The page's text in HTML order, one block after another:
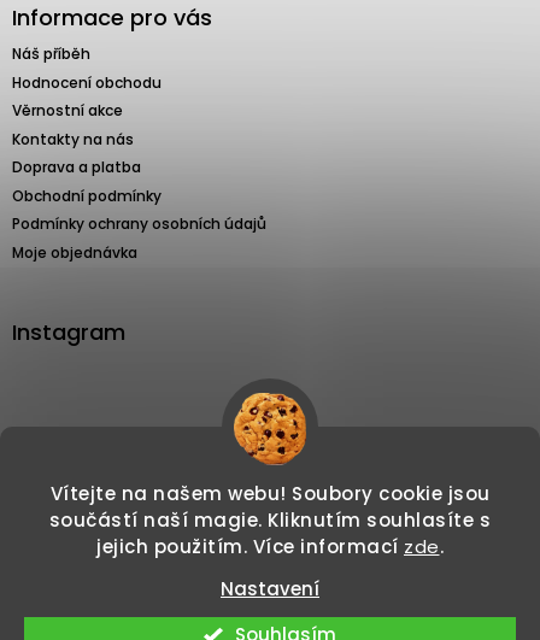
Vítejte na našem webu! Soubory cookie jsou
součástí naší magie. Kliknutím souhlasíte s
jejich použitím. Více informací zde.
Nastavení
Souhlasím
Informace pro vás
Náš příběh
Hodnocení obchodu
Věrnostní akce
Kontakty na nás
Doprava a platba
Obchodní podmínky
Podmínky ochrany osobních údajů
Moje objednávka
Instagram
Copyright 2026Svíčkománie3d.cz